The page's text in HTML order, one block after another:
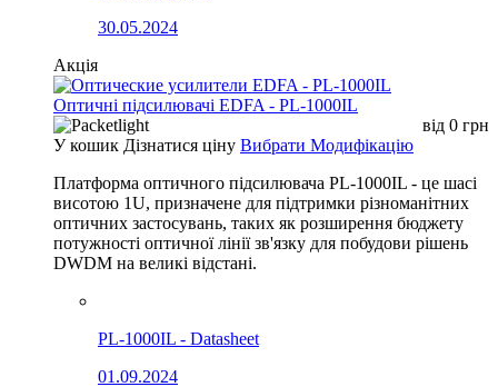
30.05.2024
Акція
Оптичні підсилювачі EDFA - PL-1000IL
від 0 грн
У кошик Дізнатися ціну Вибрати Модифікацію
Платформа оптичного підсилювача PL-1000IL - це шасі
висотою 1U, призначене для підтримки різноманітних
оптичних застосувань, таких як розширення бюджету
потужності оптичної лінії зв'язку для побудови рішень
DWDM на великі відстані.
PL-1000IL - Datasheet
01.09.2024